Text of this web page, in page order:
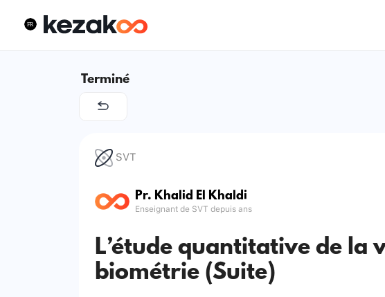
Terminé
SVT
Pr. Khalid El Khaldi
Enseignant de SVT depuis ans
L’étude quantitative de la
biométrie (Suite)